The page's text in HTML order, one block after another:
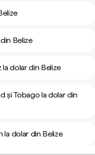
Belize
la dolar din Belize
și Tobago la dolar din
la dolar din Belize